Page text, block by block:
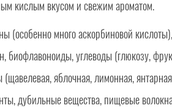
кислым вкусом и свежим ароматом.
(особенно много аскорбиновой
биофлавоноиды, углеводы (глюкозу,
(щавелевая, яблочная, лимонная,
дубильные вещества, пищевые